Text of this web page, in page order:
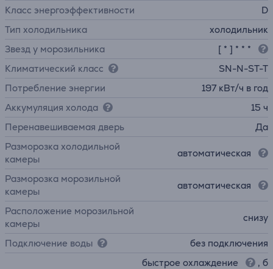
Класс энергоэффективности
D
Тип холодильника
холодильник
Звезд у морозильника
[ * ] * * *
Климатический класс
SN-N-ST-T
Потребление энергии
197 кВт/ч в год
Аккумуляция холода
15 ч
Перенавешиваемая дверь
Да
Разморозка холодильной
камеры
автоматическая
Разморозка морозильной
камеры
автоматическая
Расположение морозильной
камеры
снизу
Подключение воды без подключения
быстрое охлаждение
, б